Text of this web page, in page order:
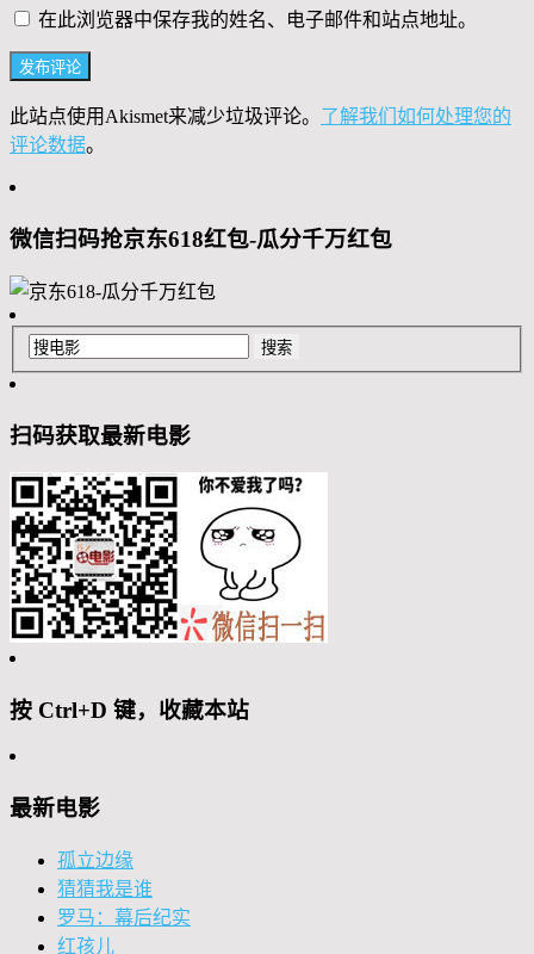
在此浏览器中保存我的姓名、电子邮件和站点地址。
此站点使用Akismet来减少垃圾评论。 了解我们如何处理您的
评论数据。
微信扫码抢京东618红包-瓜分千万红包
扫码获取最新电影
按 Ctrl+D 键，收藏本站
最新电影
孤立边缘
猜猜我是谁
罗马：幕后纪实
红孩儿